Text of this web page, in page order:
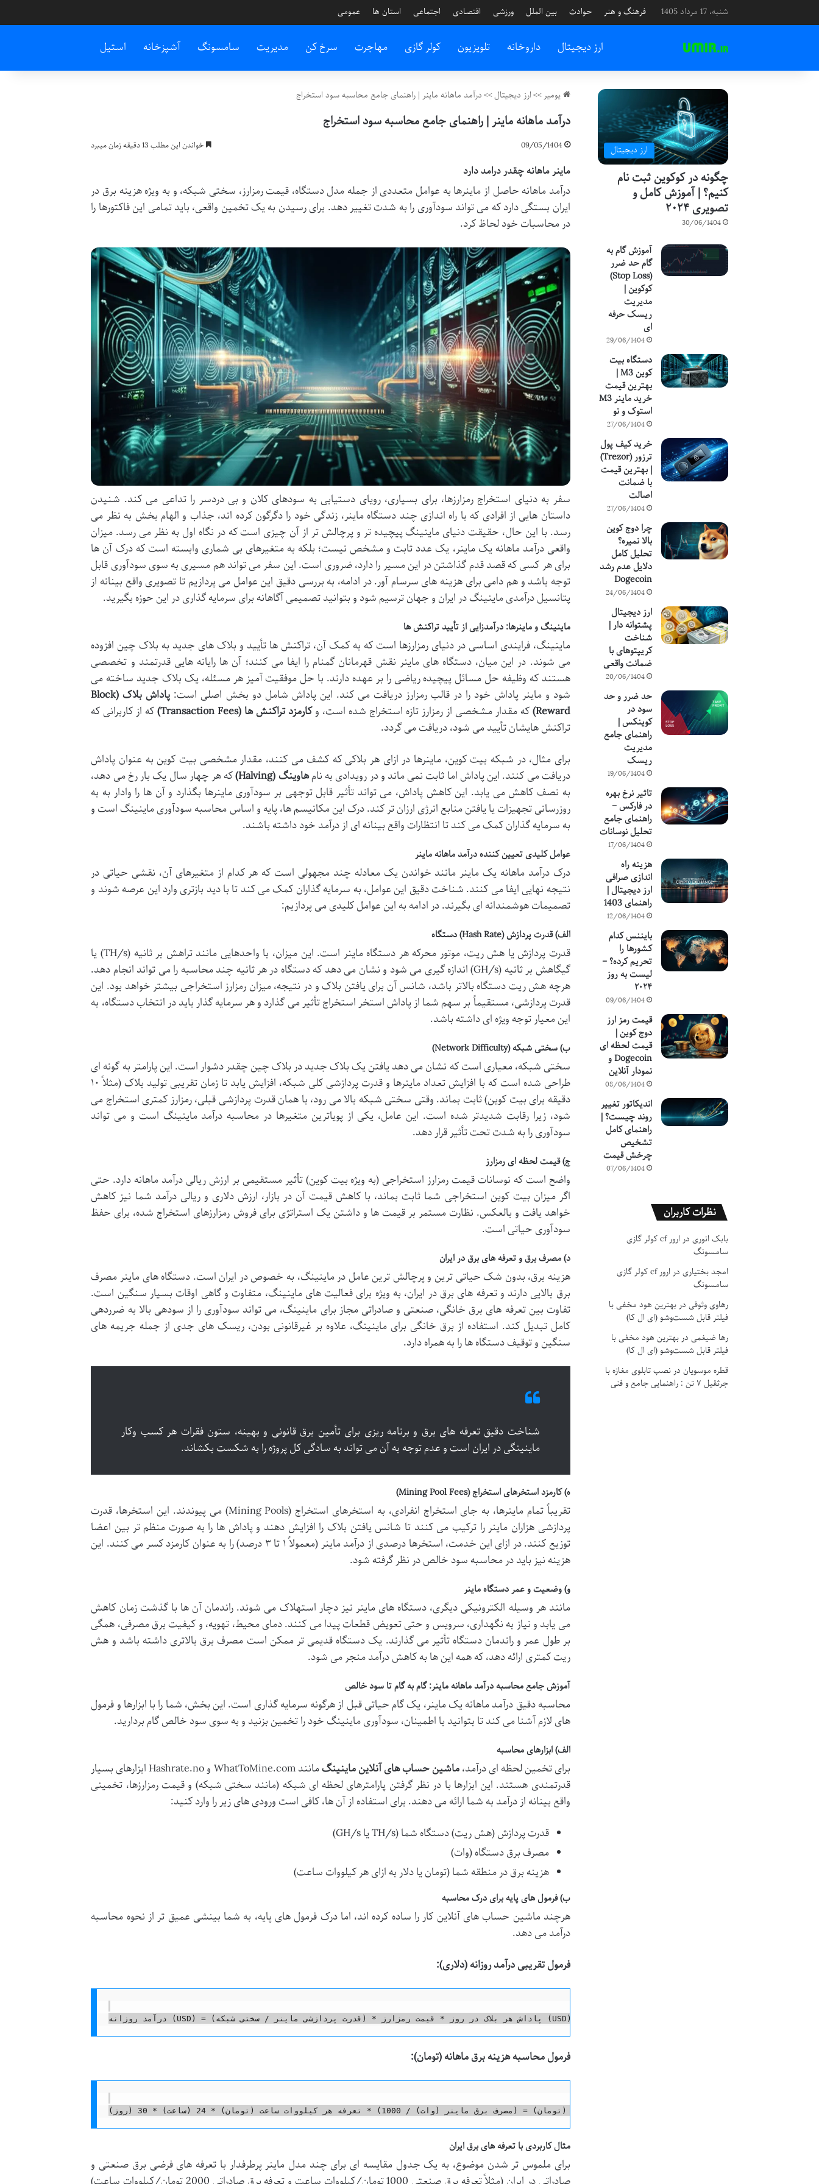
شنبه، 17 مرداد 1405 فرهنگ و هنر حوادث بین الملل ورزشی اقتصادی اجتماعی استان ها عمومی
ارز دیجیتال داروخانه تلویزیون کولر گازی مهاجرت سرخ کن مدیریت سامسونگ آشپزخانه استیل
یومیر>>ارز دیجیتال>>درآمد ماهانه ماینر | راهنمای جامع محاسبه سود استخراج
درآمد ماهانه ماینر | راهنمای جامع محاسبه سود استخراج
09/05/1404 خواندن این مطلب 13 دقیقه زمان میبرد
ماینر ماهانه چقدر درامد دارد
درآمد ماهانه حاصل از ماینرها به عوامل متعددی از جمله مدل دستگاه، قیمت رمزارز، سختی شبکه، و به ویژه هزینه برق در
ایران بستگی دارد که می تواند سودآوری را به شدت تغییر دهد. برای رسیدن به یک تخمین واقعی، باید تمامی این فاکتورها را
در محاسبات خود لحاظ کرد.
سفر به دنیای استخراج رمزارزها، برای بسیاری، رویای دستیابی به سودهای کلان و بی دردسر را تداعی می کند. شنیدن
داستان هایی از افرادی که با راه اندازی چند دستگاه ماینر، زندگی خود را دگرگون کرده اند، جذاب و الهام بخش به نظر می
رسد. با این حال، حقیقت دنیای ماینینگ پیچیده تر و پرچالش تر از آن چیزی است که در نگاه اول به نظر می رسد. میزان
واقعی درآمد ماهانه یک ماینر، یک عدد ثابت و مشخص نیست؛ بلکه به متغیرهای بی شماری وابسته است که درک آن ها
برای هر کسی که قصد قدم گذاشتن در این مسیر را دارد، ضروری است. این سفر می تواند هم مسیری به سوی سودآوری قابل
توجه باشد و هم دامی برای هزینه های سرسام آور. در ادامه، به بررسی دقیق این عوامل می پردازیم تا تصویری واقع بینانه از
پتانسیل درآمدی ماینینگ در ایران و جهان ترسیم شود و بتوانید تصمیمی آگاهانه برای سرمایه گذاری در این حوزه بگیرید.
ماینینگ و ماینرها: درآمدزایی از تأیید تراکنش ها
ماینینگ، فرایندی اساسی در دنیای رمزارزها است که به کمک آن، تراکنش ها تأیید و بلاک های جدید به بلاک چین افزوده
می شوند. در این میان، دستگاه های ماینر نقش قهرمانان گمنام را ایفا می کنند؛ آن ها رایانه هایی قدرتمند و تخصصی
هستند که وظیفه حل مسائل پیچیده ریاضی را بر عهده دارند. با حل موفقیت آمیز هر مسئله، یک بلاک جدید ساخته می
شود و ماینر پاداش خود را در قالب رمزارز دریافت می کند. این پاداش شامل دو بخش اصلی است:
پاداش بلاک (Block
Reward) که مقدار مشخصی از رمزارز تازه استخراج شده است، وکارمزد تراکنش ها (Transaction Fees)
که از کاربرانی که
تراکنش هایشان تأیید می شود، دریافت می گردد.
برای مثال، در شبکه بیت کوین، ماینرها در ازای هر بلاکی که کشف می کنند، مقدار مشخصی بیت کوین به عنوان پاداش
دریافت می کنند. این پاداش اما ثابت نمی ماند و در رویدادی به نامهاوینگ (Halving)
که هر چهار سال یک بار رخ می دهد،
به نصف کاهش می یابد. این کاهش پاداش، می تواند تأثیر قابل توجهی بر سودآوری ماینرها بگذارد و آن ها را وادار به به
روزرسانی تجهیزات یا یافتن منابع انرژی ارزان تر کند. درک این مکانیسم ها، پایه و اساس محاسبه سودآوری ماینینگ است و
به سرمایه گذاران کمک می کند تا انتظارات واقع بینانه ای از درآمد خود داشته باشند.
عوامل کلیدی تعیین کننده درآمد ماهانه ماینر
درک درآمد ماهانه یک ماینر مانند خواندن یک معادله چند مجهولی است که هر کدام از متغیرهای آن، نقشی حیاتی در
نتیجه نهایی ایفا می کنند. شناخت دقیق این عوامل، به سرمایه گذاران کمک می کند تا با دید بازتری وارد این عرصه شوند و
تصمیمات هوشمندانه ای بگیرند. در ادامه به این عوامل کلیدی می پردازیم:
الف) قدرت پردازش (Hash Rate) دستگاه
قدرت پردازش یا هش ریت، موتور محرکه هر دستگاه ماینر است. این میزان، با واحدهایی مانند تراهش بر ثانیه (TH/s) یا
گیگاهش بر ثانیه (GH/s) اندازه گیری می شود و نشان می دهد که دستگاه در هر ثانیه چند محاسبه را می تواند انجام دهد.
هرچه هش ریت دستگاه بالاتر باشد، شانس آن برای یافتن بلاک و در نتیجه، میزان رمزارز استخراجی بیشتر خواهد بود. این
قدرت پردازشی، مستقیماً بر سهم شما از پاداش استخر استخراج تأثیر می گذارد و هر سرمایه گذار باید در انتخاب دستگاه، به
این معیار توجه ویژه ای داشته باشد.
ب) سختی شبکه (Network Difficulty)
سختی شبکه، معیاری است که نشان می دهد یافتن یک بلاک جدید در بلاک چین چقدر دشوار است. این پارامتر به گونه ای
طراحی شده است که با افزایش تعداد ماینرها و قدرت پردازشی کلی شبکه، افزایش یابد تا زمان تقریبی تولید بلاک (مثلاً ۱۰
دقیقه برای بیت کوین) ثابت بماند. وقتی سختی شبکه بالا می رود، با همان قدرت پردازشی قبلی، رمزارز کمتری استخراج می
شود، زیرا رقابت شدیدتر شده است. این عامل، یکی از پویاترین متغیرها در محاسبه درآمد ماینینگ است و می تواند
سودآوری را به شدت تحت تأثیر قرار دهد.
ج) قیمت لحظه ای رمزارز
واضح است که نوسانات قیمت رمزارز استخراجی (به ویژه بیت کوین) تأثیر مستقیمی بر ارزش ریالی درآمد ماهانه دارد. حتی
اگر میزان بیت کوین استخراجی شما ثابت بماند، با کاهش قیمت آن در بازار، ارزش دلاری و ریالی درآمد شما نیز کاهش
خواهد یافت و بالعکس. نظارت مستمر بر قیمت ها و داشتن یک استراتژی برای فروش رمزارزهای استخراج شده، برای حفظ
سودآوری حیاتی است.
د) مصرف برق و تعرفه های برق در ایران
هزینه برق، بدون شک حیاتی ترین و پرچالش ترین عامل در ماینینگ، به خصوص در ایران است. دستگاه های ماینر مصرف
برق بالایی دارند و تعرفه های برق در ایران، به ویژه برای فعالیت های ماینینگ، متفاوت و گاهی اوقات بسیار سنگین است.
تفاوت بین تعرفه های برق خانگی، صنعتی و صادراتی مجاز برای ماینینگ، می تواند سودآوری را از سودهی بالا به ضرردهی
کامل تبدیل کند. استفاده از برق خانگی برای ماینینگ، علاوه بر غیرقانونی بودن، ریسک های جدی از جمله جریمه های
سنگین و توقیف دستگاه ها را به همراه دارد.
شناخت دقیق تعرفه های برق و برنامه ریزی برای تأمین برق قانونی و بهینه، ستون فقرات هر کسب وکار
ماینینگی در ایران است و عدم توجه به آن می تواند به سادگی کل پروژه را به شکست بکشاند.
ه) کارمزد استخرهای استخراج (Mining Pool Fees)
تقریباً تمام ماینرها، به جای استخراج انفرادی، به استخرهای استخراج (Mining Pools) می پیوندند. این استخرها، قدرت
پردازشی هزاران ماینر را ترکیب می کنند تا شانس یافتن بلاک را افزایش دهند و پاداش ها را به صورت منظم تر بین اعضا
توزیع کنند. در ازای این خدمت، استخرها درصدی از درآمد ماینر (معمولاً ۱ تا ۳ درصد) را به عنوان کارمزد کسر می کنند. این
هزینه نیز باید در محاسبه سود خالص در نظر گرفته شود.
و) وضعیت و عمر دستگاه ماینر
مانند هر وسیله الکترونیکی دیگری، دستگاه های ماینر نیز دچار استهلاک می شوند. راندمان آن ها با گذشت زمان کاهش
می یابد و نیاز به نگهداری، سرویس و حتی تعویض قطعات پیدا می کنند. دمای محیط، تهویه، و کیفیت برق مصرفی، همگی
بر طول عمر و راندمان دستگاه تأثیر می گذارند. یک دستگاه قدیمی تر ممکن است مصرف برق بالاتری داشته باشد و هش
ریت کمتری ارائه دهد، که همه این ها به کاهش درآمد منجر می شود.
آموزش جامع محاسبه درآمد ماهانه ماینر: گام به گام تا سود خالص
محاسبه دقیق درآمد ماهانه یک ماینر، یک گام حیاتی قبل از هرگونه سرمایه گذاری است. این بخش، شما را با ابزارها و فرمول
های لازم آشنا می کند تا بتوانید با اطمینان، سودآوری ماینینگ خود را تخمین بزنید و به سوی سود خالص گام بردارید.
الف) ابزارهای محاسبه
برای تخمین لحظه ای درآمد،ماشین حساب های آنلاین ماینینگ
مانند WhatToMine.com و Hashrate.no ابزارهای بسیار
قدرتمندی هستند. این ابزارها با در نظر گرفتن پارامترهای لحظه ای شبکه (مانند سختی شبکه) و قیمت رمزارزها، تخمینی
واقع بینانه از درآمد به شما ارائه می دهند. برای استفاده از آن ها، کافی است ورودی های زیر را وارد کنید:
قدرت پردازش (هش ریت) دستگاه شما (TH/s یا GH/s)
مصرف برق دستگاه (وات)
هزینه برق در منطقه شما (تومان یا دلار به ازای هر کیلووات ساعت)
ب) فرمول های پایه برای درک محاسبه
هرچند ماشین حساب های آنلاین کار را ساده کرده اند، اما درک فرمول های پایه، به شما بینشی عمیق تر از نحوه محاسبه
درآمد می دهد.
فرمول تقریبی درآمد روزانه (دلاری):
فرمول محاسبه هزینه برق ماهانه (تومان):
مثال کاربردی با تعرفه های برق ایران
برای ملموس تر شدن موضوع، به یک جدول مقایسه ای برای چند مدل ماینر پرطرفدار با تعرفه های فرضی برق صنعتی و
ارز دیجیتال
چگونه در کوکوین ثبت نام
کنیم؟ | آموزش کامل و
تصویری ۲۰۲۴
30/06/1404
آموزش گام به
گام حد ضرر
(Stop Loss)
کوکوین |
مدیریت
ریسک حرفه
ای
29/06/1404
دستگاه بیت
کوین M3 |
بهترین قیمت
خرید ماینر M3
استوک و نو
27/06/1404
خرید کیف پول
ترزور (Trezor)
| بهترین قیمت
با ضمانت
اصالت
27/06/1404
چرا دوج کوین
بالا نمیره؟
تحلیل کامل
دلایل عدم رشد
Dogecoin
24/06/1404
ارز دیجیتال
پشتوانه دار |
شناخت
کریپتوهای با
ضمانت واقعی
20/06/1404
حد ضرر و حد
سود در
کوینکس |
راهنمای جامع
مدیریت
ریسک
19/06/1404
تاثیر نرخ بهره
در فارکس –
راهنمای جامع
تحلیل نوسانات
17/06/1404
هزینه راه
اندازی صرافی
ارز دیجیتال |
راهنمای 1403
12/06/1404
بایننس کدام
کشورها را
تحریم کرده؟ –
لیست به روز
۲۰۲۴
09/06/1404
قیمت رمز ارز
دوج کوین |
قیمت لحظه ای
Dogecoin و
نمودار آنلاین
08/06/1404
اندیکاتور تغییر
روند چیست؟ |
راهنمای کامل
تشخیص
چرخش قیمت
07/06/1404
نظرات کاربران
بابک انوری در
ارور cf کولر گازی
سامسونگ
امجد بختیاری در
ارور cf کولر گازی
سامسونگ
رهاوی وثوقی دربهترین هود مخفی با
فیلتر قابل شست‌وشو (ای ال کا)
رها ضیغمی دربهترین هود مخفی با
فیلتر قابل شست‌وشو (ای ال کا)
قطره موسویان درنصب تابلوی مغازه با
جرثقیل ۷ تن : راهنمایی جامع و فنی